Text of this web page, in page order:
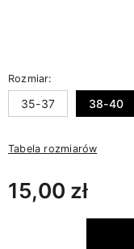
Rozmiar:
35-37 38-40
Tabela rozmiarów
15,00 zł